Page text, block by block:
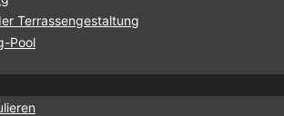
Terrassengestaltung
Pool